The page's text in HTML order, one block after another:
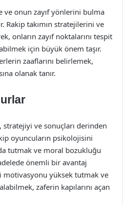
ve onun zayıf yönlerini bulma
Rakip takımın stratejilerini ve
onların zayıf noktalarını tespit
için büyük önem taşır.
zaaflarını belirlemek,
olanak tanır.
stratejiyi ve sonuçları derinden
oyuncuların psikolojisini
tutmak ve moral bozukluğu
önemli bir avantaj
motivasyonu yüksek tutmak ve
zaferin kapılarını açan